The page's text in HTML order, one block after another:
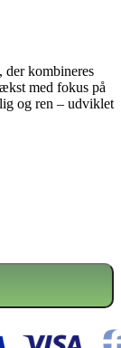
kombineres
med fokus på
og ren – udviklet